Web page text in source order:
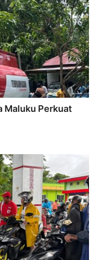
Maluku Perkuat